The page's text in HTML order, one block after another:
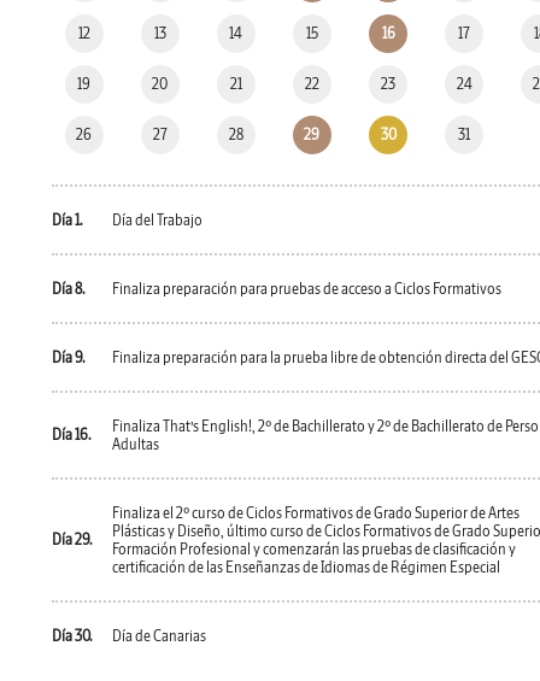
12 13 14 15 16 17
19 20 21 22 23 24
26 27 28 29 30 31
Día 1. Día del Trabajo
Día 8. Finaliza preparación para pruebas de acceso a Ciclos Formativos
Día 9. Finaliza preparación para la prueba libre de obtención directa del
Día 16.
Finaliza That’s English!, 2º de Bachillerato y 2º de Bachillerato de
Adultas
Día 29.
Finaliza el 2º curso de Ciclos Formativos de Grado Superior de Artes
Plásticas y Diseño, último curso de Ciclos Formativos de Grado
Formación Profesional y comenzarán las pruebas de clasificación y
certificación de las Enseñanzas de Idiomas de Régimen Especial
Día 30. Día de Canarias